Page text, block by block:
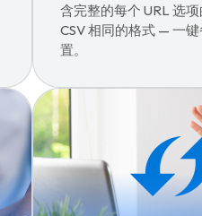
含完整的每个 URL 选项
CSV 相同的格式 — 一
置。